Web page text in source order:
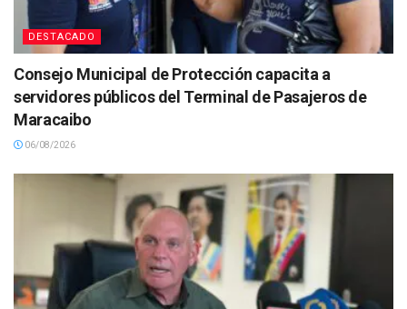
DESTACADO
Consejo Municipal de Protección capacita a
servidores públicos del Terminal de Pasajeros de
Maracaibo
06/08/2026